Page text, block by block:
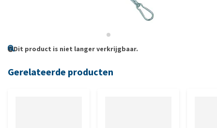
Dit product is niet langer verkrijgbaar.
Gerelateerde producten